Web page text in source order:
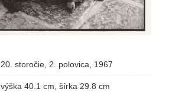
20. storočie, 2. polovica, 1967
výška 40.1 cm, šírka 29.8 cm